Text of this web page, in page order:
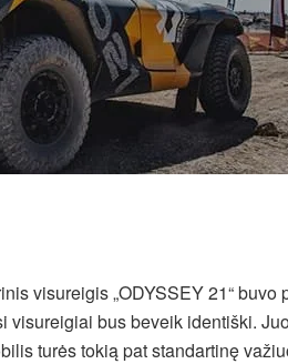
visureigis „ODYSSEY 21“ buvo
bus beveik identiški.
turės tokią pat standartinę